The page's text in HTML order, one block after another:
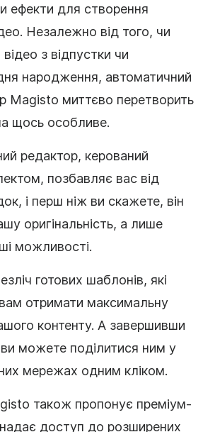
ефекти для створення
Незалежно від того, чи
з відпустки чи
народження, автоматичний
Magisto миттєво перетворить
щось особливе.
редактор, керований
позбавляє вас від
і перш ніж ви скажете, він
оригінальність, а лише
можливості.
готових шаблонів, які
отримати максимальну
контенту. А завершивши
можете поділитися ним у
мережах одним кліком.
також пропонує преміум-
надає доступ до розширених